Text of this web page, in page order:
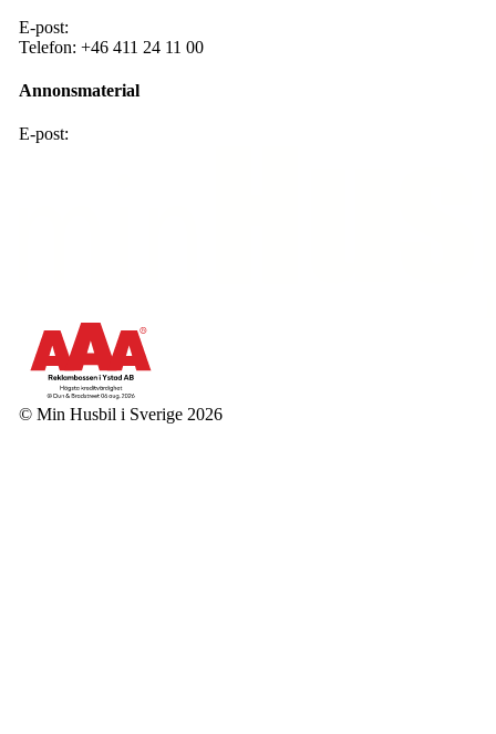
E-post:
Telefon: +46 411 24 11 00
Annonsmaterial
E-post:
© Min Husbil i Sverige 2026